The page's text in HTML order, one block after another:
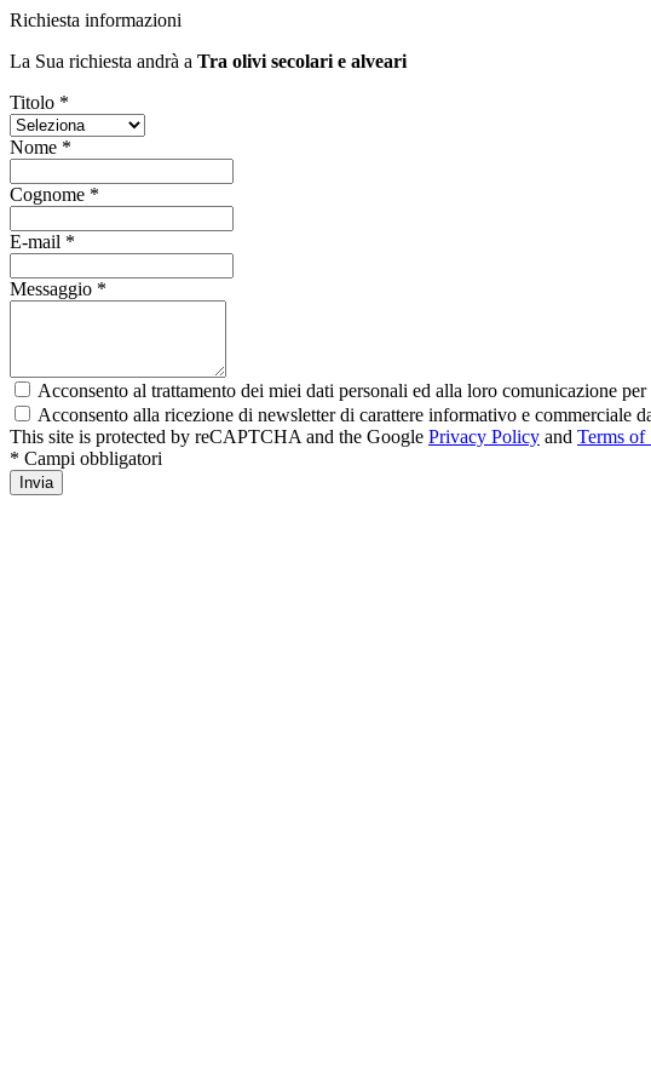
Richiesta informazioni
La Sua richiesta andrà a Tra olivi secolari e alveari
Titolo *
Nome *
Cognome *
E-mail *
Messaggio *
Acconsento al trattamento dei miei dati personali ed alla loro comunicazione
Acconsento alla ricezione di newsletter di carattere informativo e commerciale
This site is protected by reCAPTCHA and the Google Privacy Policy and Terms of
* Campi obbligatori
Invia